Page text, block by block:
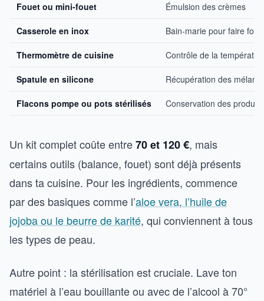
Fouet ou mini-fouet Émulsion des crèmes
Casserole en inox Bain-marie pour faire
Thermomètre de cuisine Contrôle de la
Spatule en silicone Récupération des
Flacons pompe ou pots stérilisés Conservation des produits
Un kit complet coûte entre70 et 120 €, mais
certains outils (balance, fouet) sont déjà présents
dans ta cuisine. Pour les ingrédients, commence
par des basiques comme l’aloe vera, l’huile de
jojoba ou le beurre de karité, qui conviennent à tous
les types de peau.
Autre point : la stérilisation est cruciale. Lave ton
matériel à l’eau bouillante ou avec de l’alcool à 70°